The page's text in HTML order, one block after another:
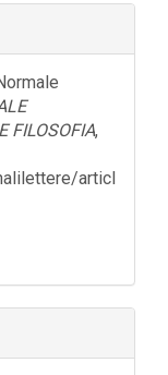
FILOSOFIA,
articl